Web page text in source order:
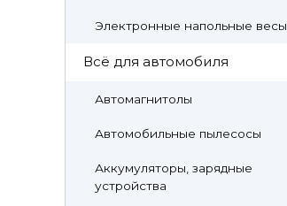
Электронные напольные весы
Всё для автомобиля
Автомагнитолы
Автомобильные пылесосы
Аккумуляторы, зарядные
устройства